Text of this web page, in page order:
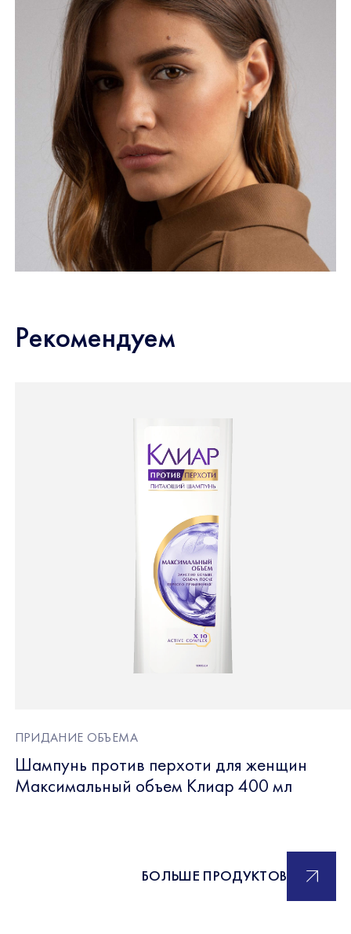
Рекомендуем
ПРИДАНИЕ ОБЪЕМА
Шампунь против перхоти для женщин
Максимальный объем Клиар 400 мл
БОЛЬШЕ ПРОДУКТОВ